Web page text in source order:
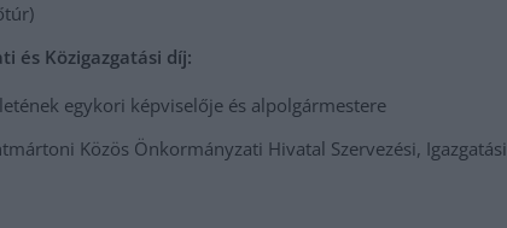
és Közigazgatási díj:
egykori képviselője és alpolgármestere
Közös Önkormányzati Hivatal Szervezési, Igazgatási